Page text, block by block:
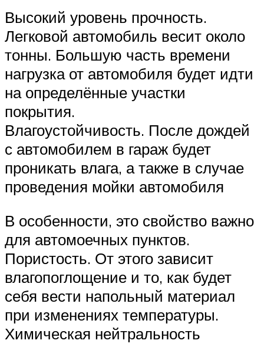
Высокий уровень прочность.
Легковой автомобиль весит около
тонны. Большую часть времени
нагрузка от автомобиля будет идти
на определённые участки
покрытия.
Влагоустойчивость. После дождей
с автомобилем в гараж будет
проникать влага, а также в случае
проведения мойки автомобиля
В особенности, это свойство важно
для автомоечных пунктов.
Пористость. От этого зависит
влагопоглощение и то, как будет
себя вести напольный материал
при изменениях температуры.
Химическая нейтральность